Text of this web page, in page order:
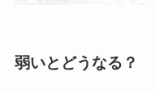
弱いとどうなる？